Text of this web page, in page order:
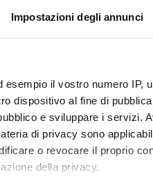
Impostazioni degli annunci
il vostro numero IP,
dispositivo al fine di
e sviluppare i servizi.
di privacy sono
o revocare il proprio
della privacy.
su strada e le inevitabili
della logica a
quotidiane.
richiamare l'attenzione
oltre alla minore
controllato,